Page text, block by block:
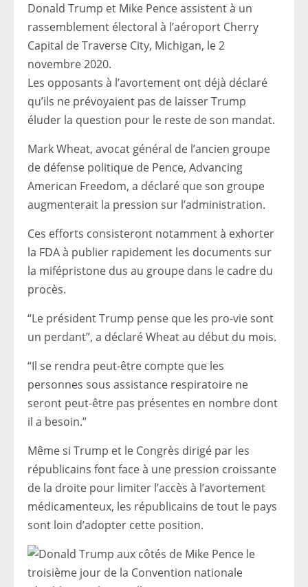
Donald Trump et Mike Pence assistent à un
rassemblement électoral à l’aéroport Cherry
Capital de Traverse City, Michigan, le 2
novembre 2020.
Les opposants à l’avortement ont déjà déclaré
qu’ils ne prévoyaient pas de laisser Trump
éluder la question pour le reste de son mandat.
Mark Wheat, avocat général de l’ancien groupe
de défense politique de Pence, Advancing
American Freedom, a déclaré que son groupe
augmenterait la pression sur l’administration.
Ces efforts consisteront notamment à exhorter
la FDA à publier rapidement les documents sur
la mifépristone dus au groupe dans le cadre du
procès.
“Le président Trump pense que les pro-vie sont
un perdant”, a déclaré Wheat au début du mois.
“Il se rendra peut-être compte que les
personnes sous assistance respiratoire ne
seront peut-être pas présentes en nombre dont
il a besoin.”
Même si Trump et le Congrès dirigé par les
républicains font face à une pression croissante
de la droite pour limiter l’accès à l’avortement
médicamenteux, les républicains de tout le pays
sont loin d’adopter cette position.